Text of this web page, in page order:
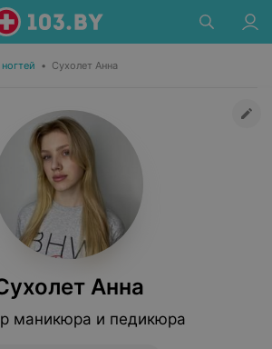
• Сухолет Анна
Анна
маникюра и педикюра